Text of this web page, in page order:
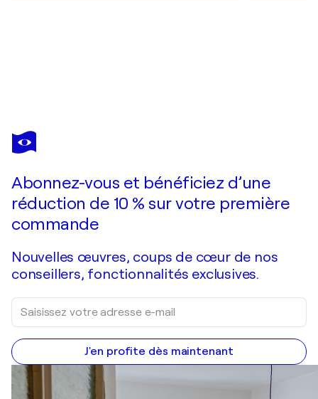
Abonnez-vous et bénéficiez d’une
réduction de 10 % sur votre première
commande
Nouvelles œuvres, coups de cœur de nos
conseillers, fonctionnalités exclusives.
J'en profite dès maintenant